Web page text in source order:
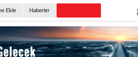
Ekle Haberler